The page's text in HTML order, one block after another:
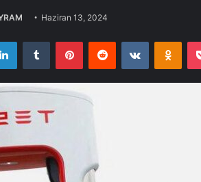
Haziran 13, 2024
LinkedInTumblr PinterestReddit VKontakte